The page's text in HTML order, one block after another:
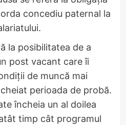
concediu paternal la
la posibilitatea de a
post vacant care îi
de muncă mai
perioada de probă.
încheia un al doilea
timp cât programul